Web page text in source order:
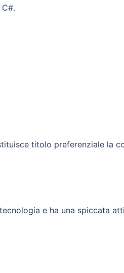
titolo preferenziale la
e ha una spiccata